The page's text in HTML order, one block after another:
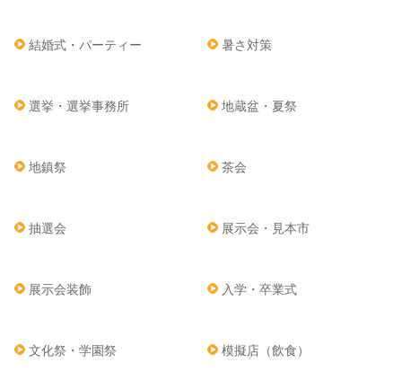
結婚式・パーティー 暑さ対策
選挙・選挙事務所 地蔵盆・夏祭
地鎮祭 茶会
抽選会 展示会・見本市
展示会装飾 入学・卒業式
文化祭・学園祭 模擬店（飲食）